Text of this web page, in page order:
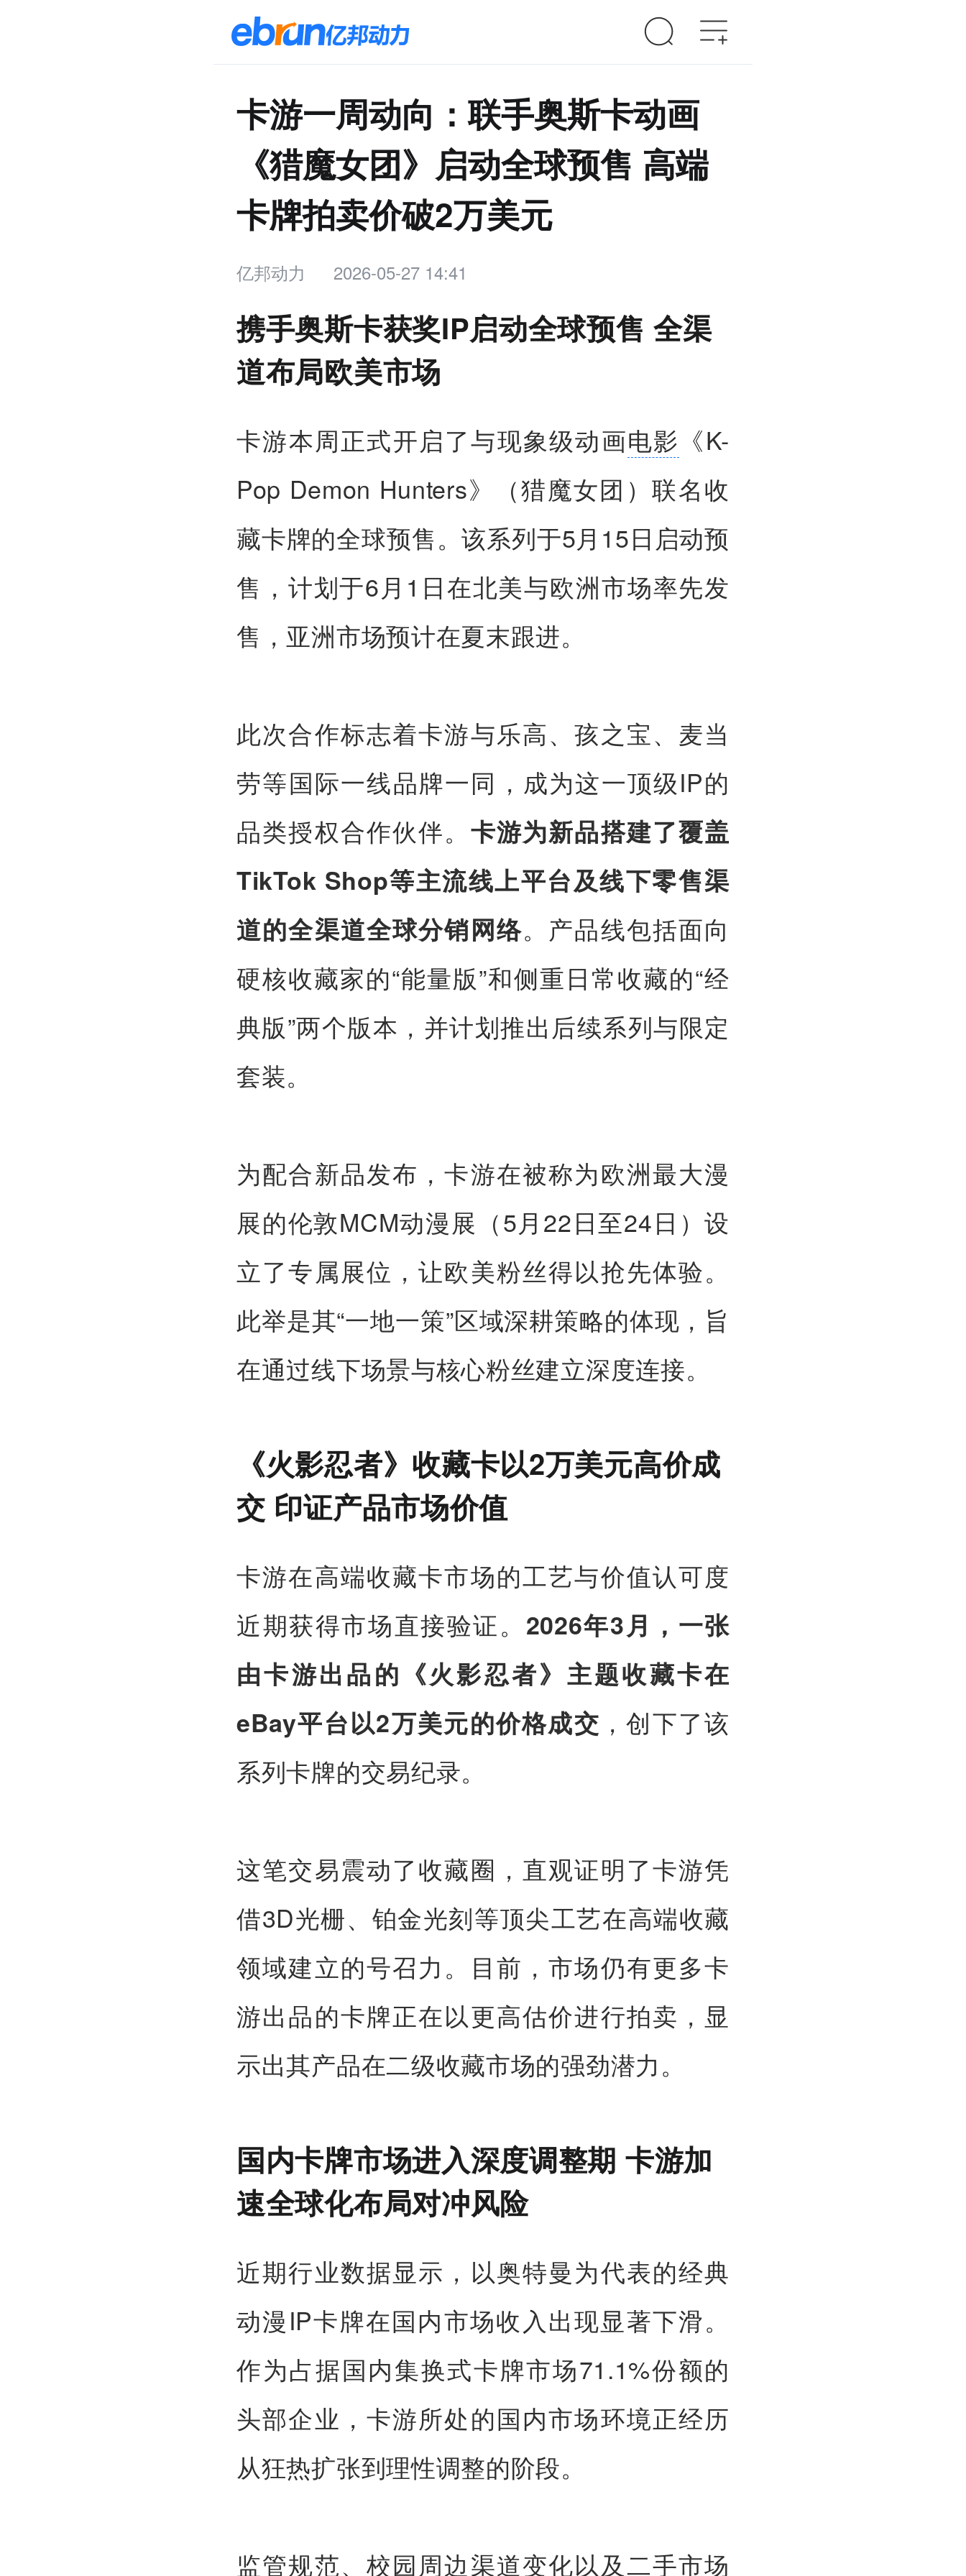
卡游一周动向：联手奥斯卡动画
《猎魔女团》启动全球预售 高端
卡牌拍卖价破2万美元
亿邦动力 2026-05-27 14:41
携手奥斯卡获奖IP启动全球预售 全渠
道布局欧美市场
卡游本周正式开启了与现象级动画电影 《K-
Pop Demon Hunters》（猎魔女团）联名收
藏卡牌的全球预售。该系列于5月15日启动预
售，计划于6月1日在北美与欧洲市场率先发
售，亚洲市场预计在夏末跟进。
此次合作标志着卡游与乐高、孩之宝、麦当
劳等国际一线品牌一同，成为这一顶级IP的
品类授权合作伙伴。 卡游为新品搭建了覆盖
TikTok Shop等主流线上平台及线下零售渠
道的全渠道全球分销网络。产品线包括面向
硬核收藏家的“能量版”和侧重日常收藏的“经
典版”两个版本，并计划推出后续系列与限定
套装。
为配合新品发布，卡游在被称为欧洲最大漫
展的伦敦MCM动漫展（5月22日至24日）设
立了专属展位，让欧美粉丝得以抢先体验。
此举是其“一地一策”区域深耕策略的体现，旨
在通过线下场景与核心粉丝建立深度连接。
《火影忍者》收藏卡以2万美元高价成
交 印证产品市场价值
卡游在高端收藏卡市场的工艺与价值认可度
近期获得市场直接验证。 2026年3月，一张
由卡游出品的《火影忍者》主题收藏卡在
eBay平台以2万美元的价格成交 ，创下了该
系列卡牌的交易纪录。
这笔交易震动了收藏圈，直观证明了卡游凭
借3D光栅、铂金光刻等顶尖工艺在高端收藏
领域建立的号召力。目前，市场仍有更多卡
游出品的卡牌正在以更高估价进行拍卖，显
示出其产品在二级收藏市场的强劲潜力。
国内卡牌市场进入深度调整期 卡游加
速全球化布局对冲风险
近期行业数据显示，以奥特曼为代表的经典
动漫IP卡牌在国内市场收入出现显著下滑。
作为占据国内集换式卡牌市场71.1%份额的
头部企业，卡游所处的国内市场环境正经历
从狂热扩张到理性调整的阶段。
监管规范、校园周边渠道变化以及二手市场